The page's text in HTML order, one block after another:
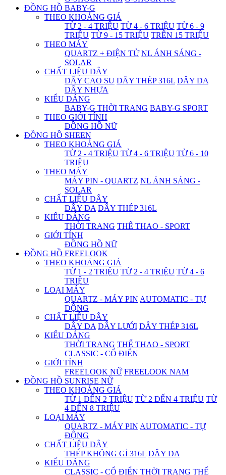
ĐỒNG HỒ BABY-G
THEO KHOẢNG GIÁ
TỪ 2 - 4 TRIỆU TỪ 4 - 6 TRIỆU TỪ 6 - 9
TRIỆU TỪ 9 - 15 TRIỆU TRÊN 15 TRIỆU
THEO MÁY
QUARTZ + ĐIỆN TỬ NL ÁNH SÁNG -
SOLAR
CHẤT LIỆU DÂY
DÂY CAO SU DÂY THÉP 316L DÂY DA
DÂY NHỰA
KIỂU DÁNG
BABY-G THỜI TRANG BABY-G SPORT
THEO GIỚI TÍNH
ĐỒNG HỒ NỮ
ĐỒNG HỒ SHEEN
THEO KHOẢNG GIÁ
TỪ 2 - 4 TRIỆU TỪ 4 - 6 TRIỆU TỪ 6 - 10
TRIỆU
THEO MÁY
MÁY PIN - QUARTZ NL ÁNH SÁNG -
SOLAR
CHẤT LIỆU DÂY
DÂY DA DÂY THÉP 316L
KIỂU DÁNG
THỜI TRANG THỂ THAO - SPORT
GIỚI TÍNH
ĐỒNG HỒ NỮ
ĐỒNG HỒ FREELOOK
THEO KHOẢNG GIÁ
TỪ 1 - 2 TRIỆU TỪ 2 - 4 TRIỆU TỪ 4 - 6
TRIỆU
LOẠI MÁY
QUARTZ - MÁY PIN AUTOMATIC - TỰ
ĐỘNG
CHẤT LIỆU DÂY
DÂY DA DÂY LƯỚI DÂY THÉP 316L
KIỂU DÁNG
THỜI TRANG THỂ THAO - SPORT
CLASSIC - CỔ ĐIỂN
GIỚI TÍNH
FREELOOK NỮ FREELOOK NAM
ĐỒNG HỒ SUNRISE NỮ
THEO KHOẢNG GIÁ
TỪ 1 ĐẾN 2 TRIỆU TỪ 2 ĐẾN 4 TRIỆU TỪ
4 ĐẾN 8 TRIỆU
LOẠI MÁY
QUARTZ - MÁY PIN AUTOMATIC - TỰ
ĐỘNG
CHẤT LIỆU DÂY
THÉP KHÔNG GỈ 316L DÂY DA
KIỂU DÁNG
CLASSIC - CỔ ĐIỂN THỜI TRANG THỂ